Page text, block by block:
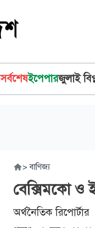
সর্বশেষইপেপারজুলাই
> বাণিজ্য
বেক্সিমকো ও
অর্থনৈতিক রিপোর্টার